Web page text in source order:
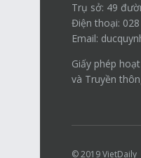
Trụ sở: 49
Điện thoại:
Email:
Giấy phép
và Truyền
© 2019VietDaily